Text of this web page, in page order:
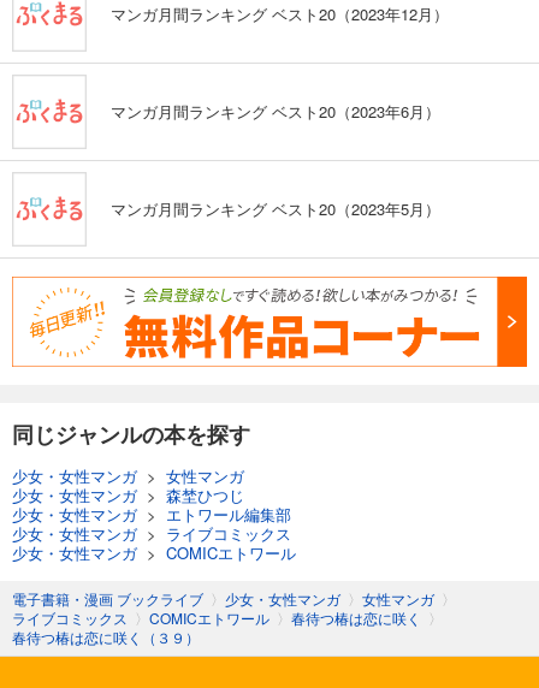
マンガ月間ランキング ベスト20（2023年12月）
マンガ月間ランキング ベスト20（2023年6月）
マンガ月間ランキング ベスト20（2023年5月）
同じジャンルの本を探す
少女・女性マンガ> 女性マンガ
少女・女性マンガ> 森埜ひつじ
少女・女性マンガ> エトワール編集部
少女・女性マンガ> ライブコミックス
少女・女性マンガ> COMICエトワール
電子書籍・漫画 ブックライブ 〉 少女・女性マンガ 〉 女性マンガ 〉
ライブコミックス 〉 COMICエトワール 〉 春待つ椿は恋に咲く
〉
春待つ椿は恋に咲く（３９）